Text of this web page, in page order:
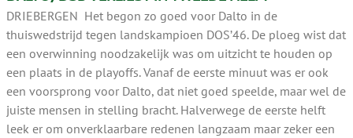
DRIEBERGEN Het begon zo goed voor Dalto in de
thuiswedstrijd tegen landskampioen DOS’46. De ploeg wist dat
een overwinning noodzakelijk was om uitzicht te houden op
een plaats in de playoffs. Vanaf de eerste minuut was er ook
een voorsprong voor Dalto, dat niet goed speelde, maar wel de
juiste mensen in stelling bracht. Halverwege de eerste helft
leek er om onverklaarbare redenen langzaam maar zeker een